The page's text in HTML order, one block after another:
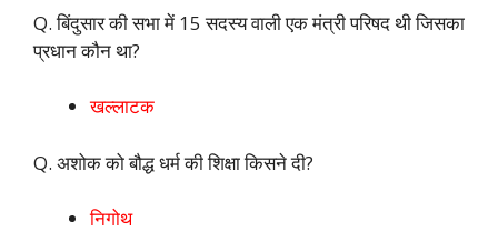
Q. बिंदुसार की सभा में 15 सदस्य वाली एक मंत्री परिषद थी जिसका
प्रधान कौन था?
खल्लाटक
Q. अशोक को बौद्ध धर्म की शिक्षा किसने दी?
निगोथ